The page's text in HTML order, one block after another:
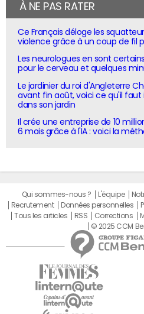
À NE PAS RATER
Ce Français déloge les
violence grâce à un coup de fil
Les neurologues en sont
pour le cerveau et quelques
Le jardinier du roi d'Angleterre
avant fin août, voici ce qu'il
dans son jardin
Il crée une entreprise de 10
6 mois grâce à l'IA : voici la
Qui sommes-nous ? L'équipe
Recrutement
Données personnelles
Tous les articles
RSS Corrections
© 2025 CCM